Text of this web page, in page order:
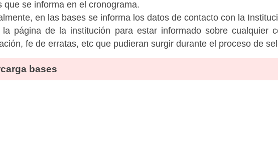
que se informa en el cronograma.
en las bases se informa los datos de contacto con la
la página de la institución para estar informado sobre cualquier
fe de erratas, etc que pudieran surgir durante el proceso de
bases